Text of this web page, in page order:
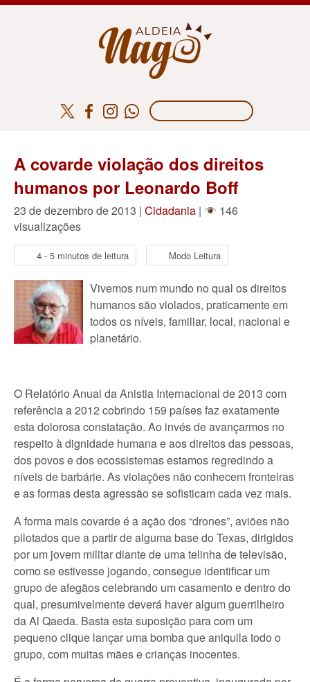
A covarde violação dos direitos
humanos por Leonardo Boff
23 de dezembro de 2013 | Cidadania |
146
visualizações
4 - 5 minutos de leitura Modo Leitura
Vivemos num mundo no qual os direitos
humanos são violados, praticamente em
todos os níveis, familiar, local, nacional e
planetário.
O Relatório Anual da Anistia Internacional de 2013 com
referência a 2012 cobrindo 159 países faz exatamente
esta dolorosa constatação. Ao invés de avançarmos no
respeito à dignidade humana e aos direitos das pessoas,
dos povos e dos ecossistemas estamos regredindo a
níveis de barbárie. As violações não conhecem fronteiras
e as formas desta agressão se sofisticam cada vez mais.
A forma mais covarde é a ação dos “drones”, aviões não
pilotados que a partir de alguma base do Texas, dirigidos
por um jovem militar diante de uma telinha de televisão,
como se estivesse jogando, consegue identificar um
grupo de afegãos celebrando um casamento e dentro do
qual, presumivelmente deverá haver algum guerrilheiro
da Al Qaeda. Basta esta suposição para com um
pequeno clique lançar uma bomba que aniquila todo o
grupo, com muitas mães e crianças inocentes.